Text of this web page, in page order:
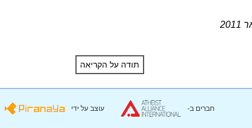
חברים ב- עוצב על ידי